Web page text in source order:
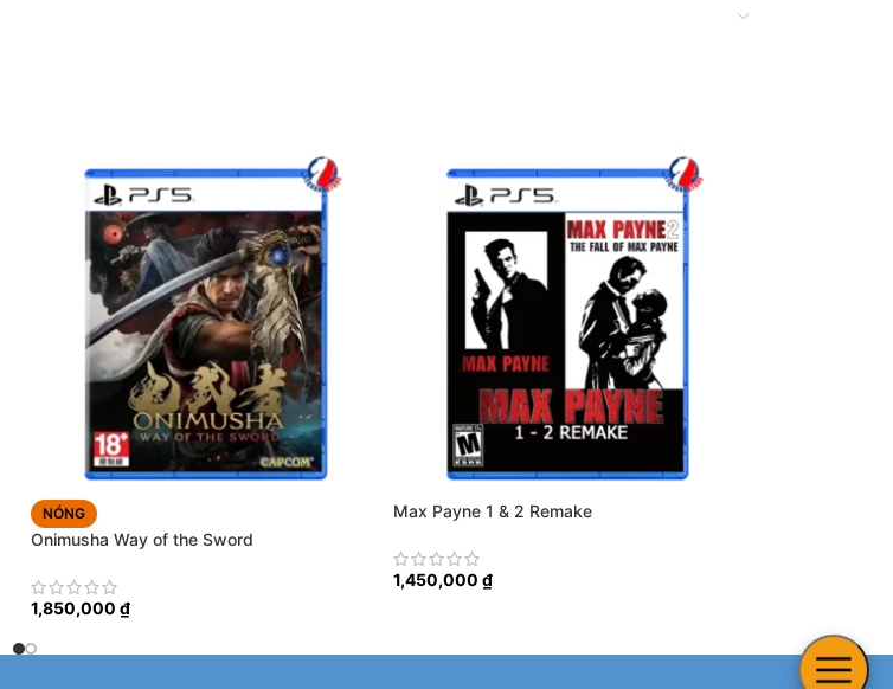
NÓNG
Onimusha Way of the Sword
1,850,000 ₫
Max Payne 1 & 2 Remake
1,450,000 ₫